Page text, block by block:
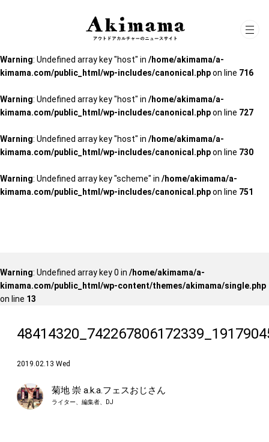
: Undefined array key "scheme" in
kimama.com/public_html/wp-includes/canonical.php
751
Warning: Undefined array key "host" in /home/akimama/a-
kimama.com/public_html/wp-includes/canonical.phpon line 716
Warning: Undefined array key "host" in /home/akimama/a-
kimama.com/public_html/wp-includes/canonical.phpon line 727
Warning: Undefined array key "host" in /home/akimama/a-
kimama.com/public_html/wp-includes/canonical.phpon line 730
Warning: Undefined array key "scheme" in /home/akimama/a-
kimama.com/public_html/wp-includes/canonical.phpon line 751
Warning: Undefined array key 0 in /home/akimama/a-
kimama.com/public_html/wp-content/themes/akimama/single.php
on line 13
2019.02.13 Wed
菊地 崇 a.k.a.フェスおじさん
ライター、編集者、DJ